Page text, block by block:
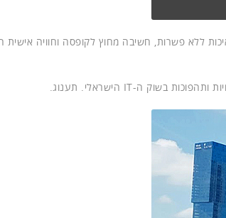
ללא פשרות, חשיבה מחוץ לקופסה וחוויה אישית